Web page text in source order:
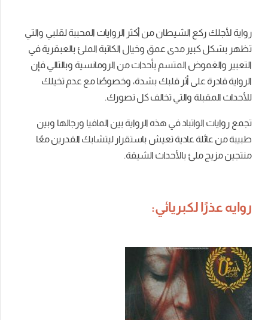
رواية لأجلك ركع الشيطان من أكثر الروايات المحببة لقلبي والتي
تظهر بشكل كبير مدى عمق وخيال الكاتبة الملئ بالعبقرية في
التعبير والغموض المتسم بأحداث من الرومانسية وبالتالي فإن
الرواية قادرة على أثر قلبك بشدة، وخصوصًا مع عدم تخيلك
للأحداث المقبلة والتي تخالف كل تصورك.
تجمع روايات الواتباد في هذه الرواية بين المافيا ورجالها وبين
طبيبة من عائلة عادية تعيش باستقرار ليتشابك القدرين معًا
منتجين مزيج ملئ بالأحداث الشيقة.
روايه عذرًا لكبريائي: